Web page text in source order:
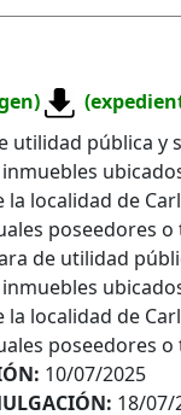
utilidad pública y
localidad de
poseedores o
de utilidad
localidad de
poseedores o
10/07/2025
18/07/